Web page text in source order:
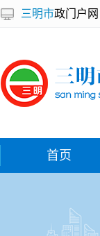
三明市政门户网
首页